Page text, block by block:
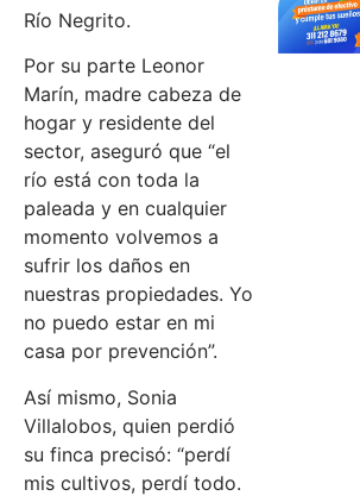
Río Negrito.
Por su parte Leonor
Marín, madre cabeza de
hogar y residente del
sector, aseguró que “el
río está con toda la
paleada y en cualquier
momento volvemos a
sufrir los daños en
nuestras propiedades. Yo
no puedo estar en mi
casa por prevención”.
Así mismo, Sonia
Villalobos, quien perdió
su finca precisó: “perdí
mis cultivos, perdí todo.